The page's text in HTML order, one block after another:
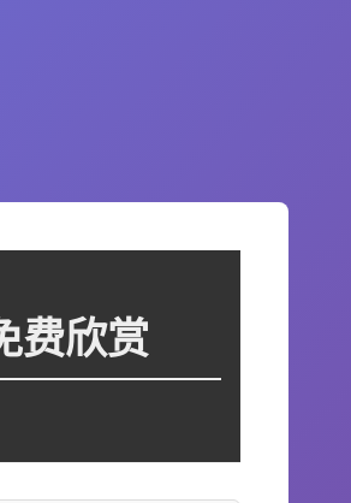
费欣赏